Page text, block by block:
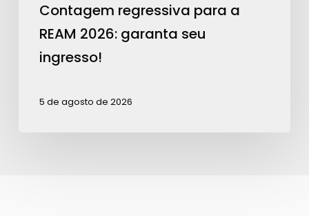
Contagem regressiva para a
REAM 2026: garanta seu
ingresso!
5 de agosto de 2026